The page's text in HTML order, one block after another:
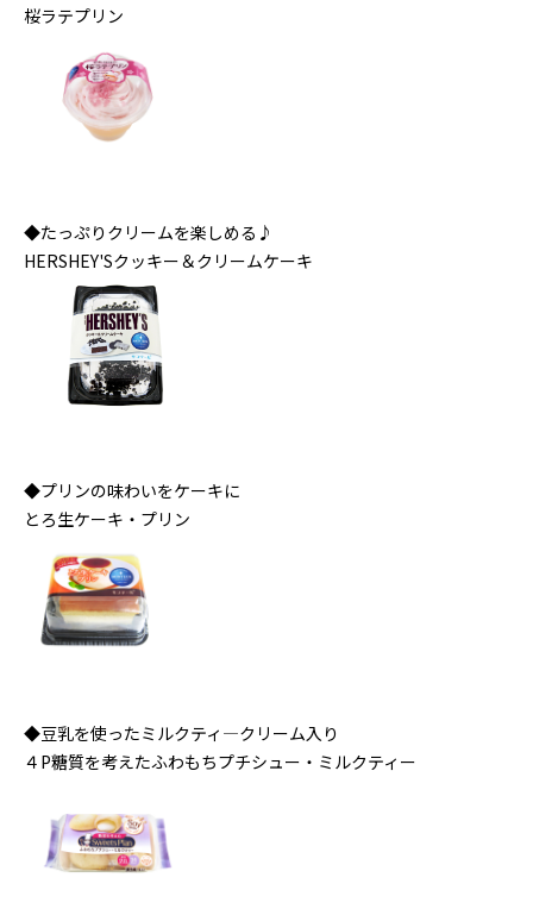
桜ラテプリン
◆たっぷりクリームを楽しめる♪
HERSHEY'Sクッキー＆クリームケーキ
◆プリンの味わいをケーキに
とろ生ケーキ・プリン
◆豆乳を使ったミルクティ―クリーム入り
４P糖質を考えたふわもちプチシュー・ミルクティー